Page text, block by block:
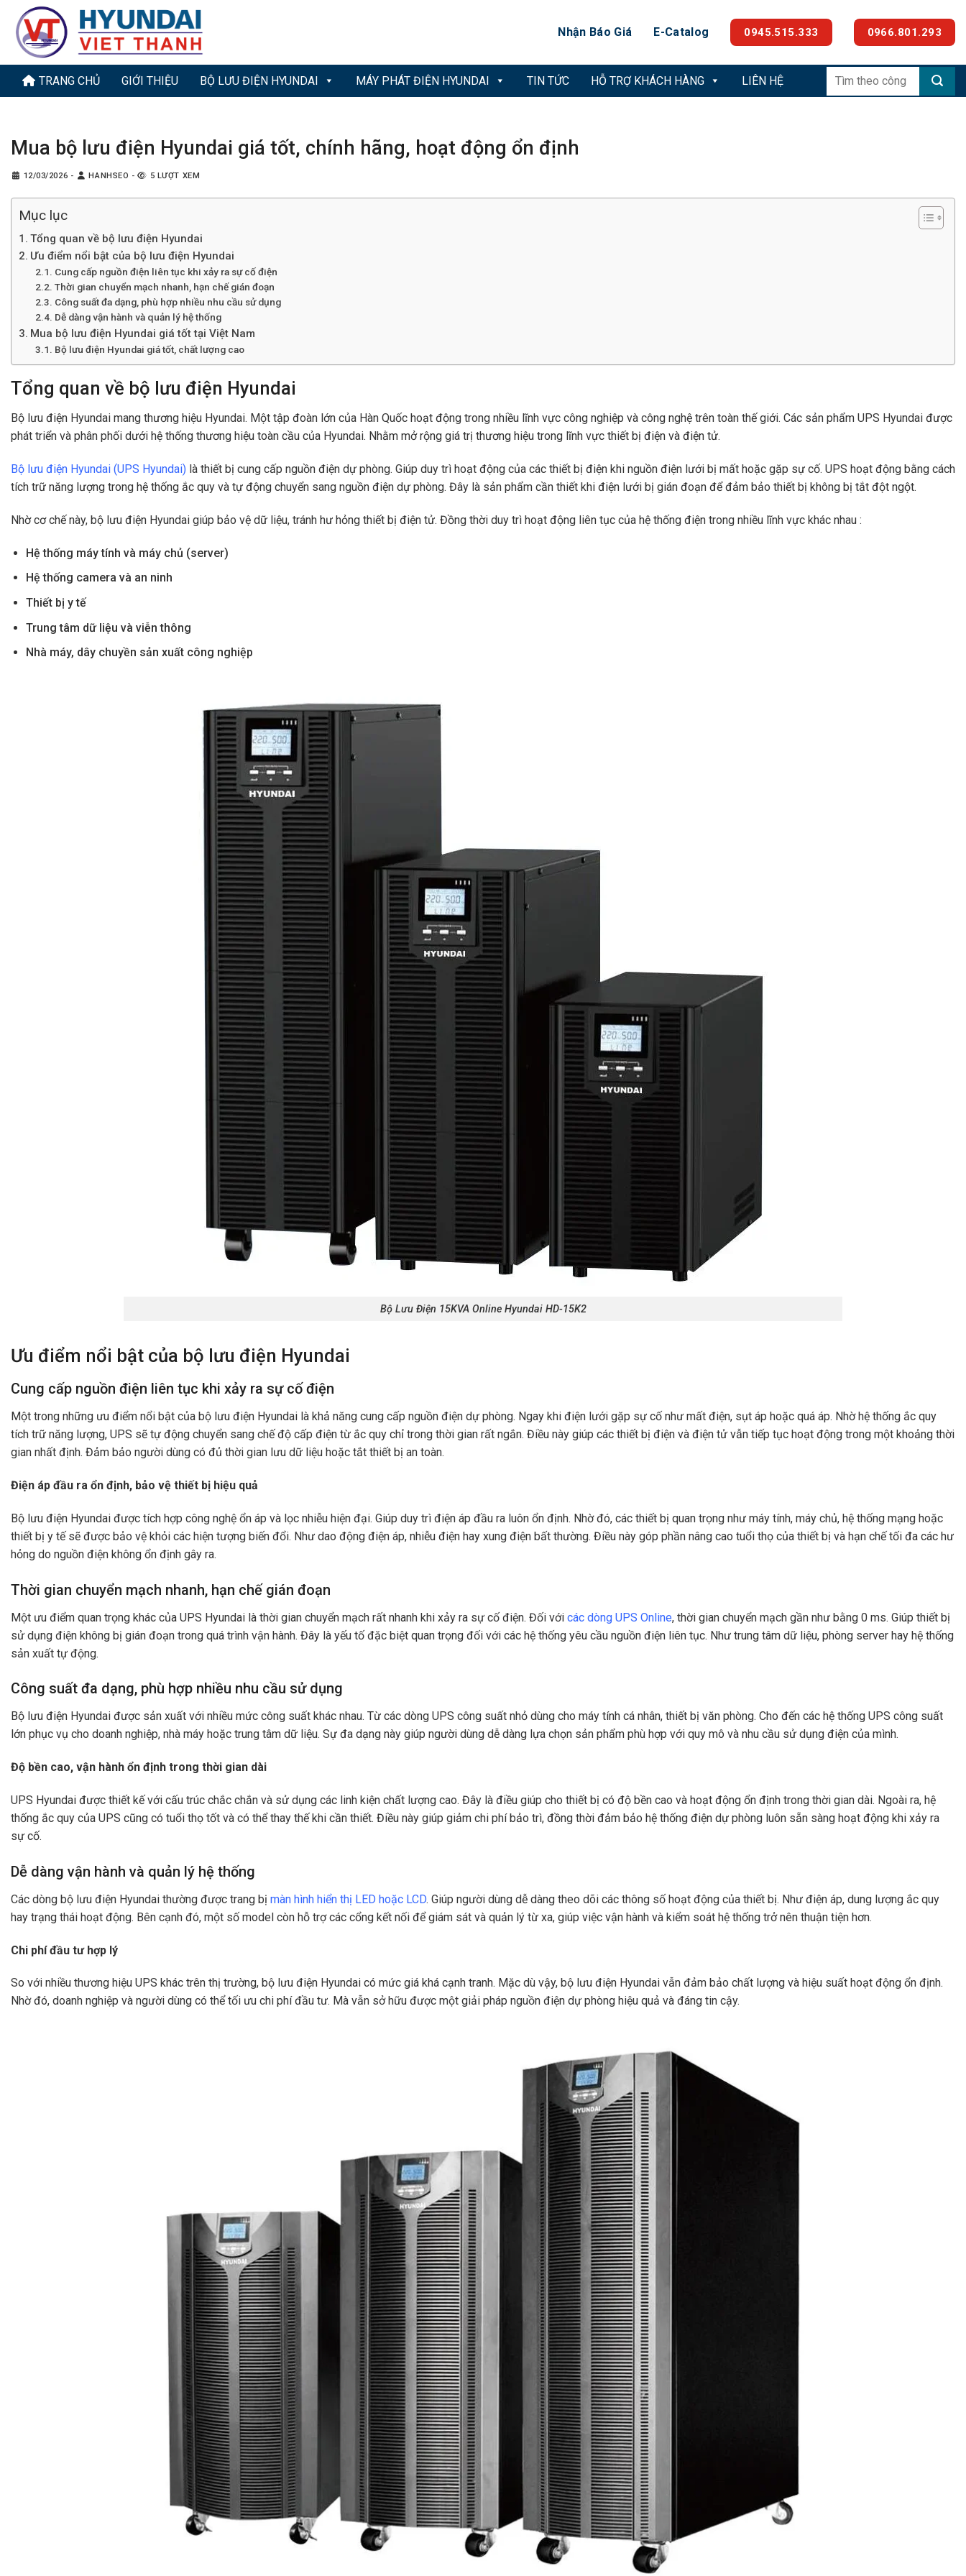
qua
dung
Nhận Báo Giá E-Catalog 0945.515.333 0966.801.293
TRANG CHỦ GIỚI THIỆU BỘ LƯU ĐIỆN HYUNDAI MÁY PHÁT ĐIỆN HYUNDAI TIN TỨC HỖ TRỢ KHÁCH HÀNG LIÊN HỆ
kiếm:
Mua bộ lưu điện Hyundai giá tốt, chính hãng, hoạt động ổn định
12/03/2026 - HANHSEO - 5 LƯỢT XEM
Mục lục
Tổng quan về bộ lưu điện Hyundai
Ưu điểm nổi bật của bộ lưu điện Hyundai
Cung cấp nguồn điện liên tục khi xảy ra sự cố điện
Thời gian chuyển mạch nhanh, hạn chế gián đoạn
Công suất đa dạng, phù hợp nhiều nhu cầu sử dụng
Dễ dàng vận hành và quản lý hệ thống
Mua bộ lưu điện Hyundai giá tốt tại Việt Nam
Bộ lưu điện Hyundai giá tốt, chất lượng cao
Tổng quan về bộ lưu điện Hyundai
Bộ lưu điện Hyundai mang thương hiệu Hyundai. Một tập đoàn lớn của Hàn Quốc hoạt động trong nhiều lĩnh vực công nghiệp và công nghệ trên toàn thế giới. Các sản phẩm UPS Hyundai được
phát triển và phân phối dưới hệ thống thương hiệu toàn cầu của Hyundai. Nhằm mở rộng giá trị thương hiệu trong lĩnh vực thiết bị điện và điện tử.
Bộ lưu điện Hyundai (UPS Hyundai) là thiết bị cung cấp nguồn điện dự phòng. Giúp duy trì hoạt động của các thiết bị điện khi nguồn điện lưới bị mất hoặc gặp sự cố. UPS hoạt động bằng cách
tích trữ năng lượng trong hệ thống ắc quy và tự động chuyển sang nguồn điện dự phòng. Đây là sản phẩm cần thiết khi điện lưới bị gián đoạn để đảm bảo thiết bị không bị tắt đột ngột.
Nhờ cơ chế này, bộ lưu điện Hyundai giúp bảo vệ dữ liệu, tránh hư hỏng thiết bị điện tử. Đồng thời duy trì hoạt động liên tục của hệ thống điện trong nhiều lĩnh vực khác nhau :
Hệ thống máy tính và máy chủ (server)
Hệ thống camera và an ninh
Thiết bị y tế
Trung tâm dữ liệu và viễn thông
Nhà máy, dây chuyền sản xuất công nghiệp
Bộ Lưu Điện 15KVA Online Hyundai HD-15K2
Ưu điểm nổi bật của bộ lưu điện Hyundai
Cung cấp nguồn điện liên tục khi xảy ra sự cố điện
Một trong những ưu điểm nổi bật của bộ lưu điện Hyundai là khả năng cung cấp nguồn điện dự phòng. Ngay khi điện lưới gặp sự cố như mất điện, sụt áp hoặc quá áp. Nhờ hệ thống ắc quy
tích trữ năng lượng, UPS sẽ tự động chuyển sang chế độ cấp điện từ ắc quy chỉ trong thời gian rất ngắn. Điều này giúp các thiết bị điện và điện tử vẫn tiếp tục hoạt động trong một khoảng thời
gian nhất định. Đảm bảo người dùng có đủ thời gian lưu dữ liệu hoặc tắt thiết bị an toàn.
Điện áp đầu ra ổn định, bảo vệ thiết bị hiệu quả
Bộ lưu điện Hyundai được tích hợp công nghệ ổn áp và lọc nhiễu hiện đại. Giúp duy trì điện áp đầu ra luôn ổn định. Nhờ đó, các thiết bị quan trọng như máy tính, máy chủ, hệ thống mạng hoặc
thiết bị y tế sẽ được bảo vệ khỏi các hiện tượng biến đổi. Như dao động điện áp, nhiễu điện hay xung điện bất thường. Điều này góp phần nâng cao tuổi thọ của thiết bị và hạn chế tối đa các hư
hỏng do nguồn điện không ổn định gây ra.
Thời gian chuyển mạch nhanh, hạn chế gián đoạn
Một ưu điểm quan trọng khác của UPS Hyundai là thời gian chuyển mạch rất nhanh khi xảy ra sự cố điện. Đối với các dòng UPS Online, thời gian chuyển mạch gần như bằng 0 ms. Giúp thiết bị
sử dụng điện không bị gián đoạn trong quá trình vận hành. Đây là yếu tố đặc biệt quan trọng đối với các hệ thống yêu cầu nguồn điện liên tục. Như trung tâm dữ liệu, phòng server hay hệ thống
sản xuất tự động.
Công suất đa dạng, phù hợp nhiều nhu cầu sử dụng
Bộ lưu điện Hyundai được sản xuất với nhiều mức công suất khác nhau. Từ các dòng UPS công suất nhỏ dùng cho máy tính cá nhân, thiết bị văn phòng. Cho đến các hệ thống UPS công suất
lớn phục vụ cho doanh nghiệp, nhà máy hoặc trung tâm dữ liệu. Sự đa dạng này giúp người dùng dễ dàng lựa chọn sản phẩm phù hợp với quy mô và nhu cầu sử dụng điện của mình.
Độ bền cao, vận hành ổn định trong thời gian dài
UPS Hyundai được thiết kế với cấu trúc chắc chắn và sử dụng các linh kiện chất lượng cao. Đây là điều giúp cho thiết bị có độ bền cao và hoạt động ổn định trong thời gian dài. Ngoài ra, hệ
thống ắc quy của UPS cũng có tuổi thọ tốt và có thể thay thế khi cần thiết. Điều này giúp giảm chi phí bảo trì, đồng thời đảm bảo hệ thống điện dự phòng luôn sẵn sàng hoạt động khi xảy ra
sự cố.
Dễ dàng vận hành và quản lý hệ thống
Các dòng bộ lưu điện Hyundai thường được trang bị màn hình hiển thị LED hoặc LCD. Giúp người dùng dễ dàng theo dõi các thông số hoạt động của thiết bị. Như điện áp, dung lượng ắc quy
hay trạng thái hoạt động. Bên cạnh đó, một số model còn hỗ trợ các cổng kết nối để giám sát và quản lý từ xa, giúp việc vận hành và kiểm soát hệ thống trở nên thuận tiện hơn.
Chi phí đầu tư hợp lý
So với nhiều thương hiệu UPS khác trên thị trường, bộ lưu điện Hyundai có mức giá khá cạnh tranh. Mặc dù vậy, bộ lưu điện Hyundai vẫn đảm bảo chất lượng và hiệu suất hoạt động ổn định.
Nhờ đó, doanh nghiệp và người dùng có thể tối ưu chi phí đầu tư. Mà vẫn sở hữu được một giải pháp nguồn điện dự phòng hiệu quả và đáng tin cậy.